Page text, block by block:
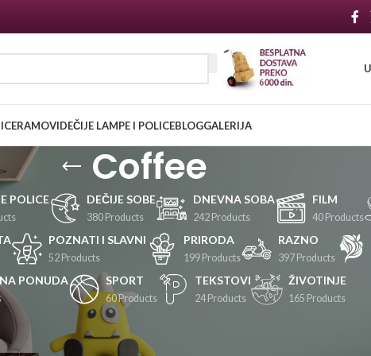
RAMOVIDEČIJE LAMPE I POLICEBLOGGALERIJA
Coffee
POLICE DEČIJE SOBE
380 Products
DNEVNA SOBA
242 Products
FILM
40 Products
POZNATI I SLAVNI
52 Products
PRIRODA
199 Products
RAZNO
397 Products
PONUDA SPORT
60 Products
TEKSTOVI
24 Products
ŽIVOTINJE
165 Products